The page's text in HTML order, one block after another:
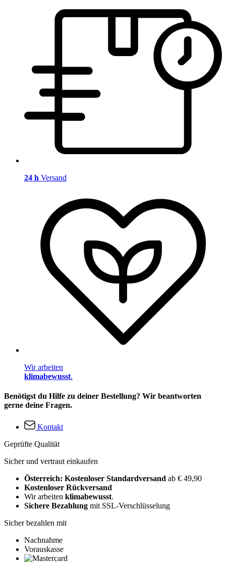
24 h Versand
Wir arbeiten
klimabewusst.
Benötigst du Hilfe zu deiner Bestellung? Wir beantworten
gerne deine Fragen.
Kontakt
Geprüfte Qualität
Sicher und vertraut einkaufen
Österreich: Kostenloser Standardversand ab € 49,90
Kostenloser Rückversand
Wir arbeiten klimabewusst.
Sichere Bezahlung mit SSL-Verschlüsselung
Sicher bezahlen mit
Nachnahme
Vorauskasse